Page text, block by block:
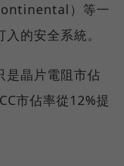
）等一
的安全系統。
是晶片電阻市佔
市佔率從12%提